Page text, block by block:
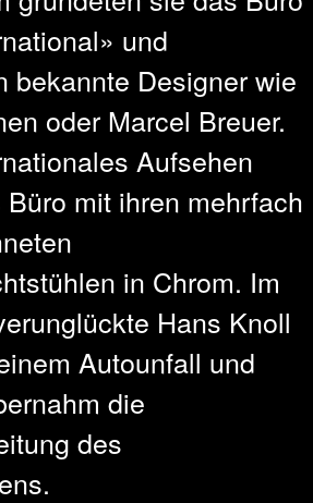
und
bekannte Designer wie
oder Marcel Breuer.
Aufsehen
mit ihren mehrfach
in Chrom. Im
Hans Knoll
Autounfall und
die
des